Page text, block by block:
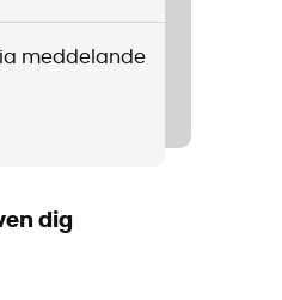
meddelande
dig